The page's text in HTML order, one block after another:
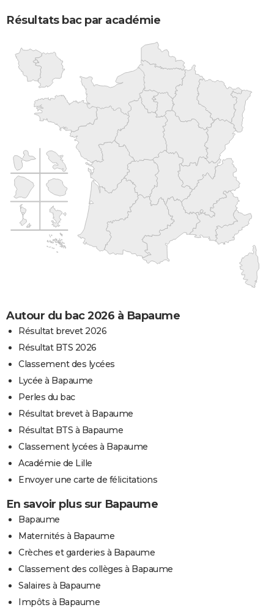
Résultats bac par académie
Autour du bac 2026 à Bapaume
Résultat brevet 2026
Résultat BTS 2026
Classement des lycées
Lycée à Bapaume
Perles du bac
Résultat brevet à Bapaume
Résultat BTS à Bapaume
Classement lycées à Bapaume
Académie de Lille
Envoyer une carte de félicitations
En savoir plus sur Bapaume
Bapaume
Maternités à Bapaume
Crèches et garderies à Bapaume
Classement des collèges à Bapaume
Salaires à Bapaume
Impôts à Bapaume